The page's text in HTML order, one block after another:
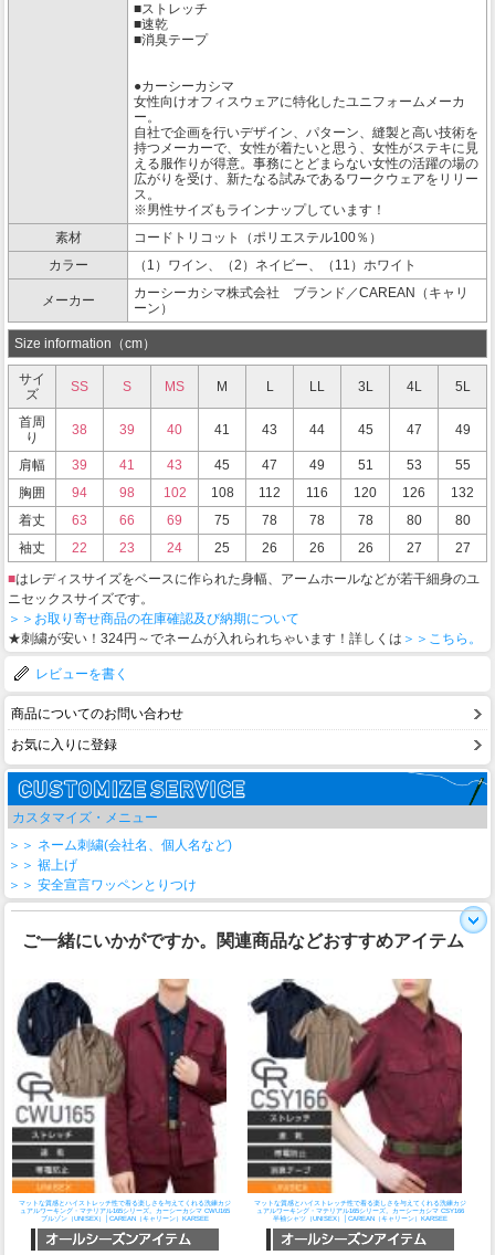
■ストレッチ
■速乾
■消臭テープ
●カーシーカシマ
女性向けオフィスウェアに特化したユニフォームメーカ
ー。
自社で企画を行いデザイン、パターン、縫製と高い技術を
持つメーカーで、女性が着たいと思う、女性がステキに見
える服作りが得意。事務にとどまらない女性の活躍の場の
広がりを受け、新たなる試みであるワークウェアをリリー
ス。
※男性サイズもラインナップしています！
素材
コードトリコット（ポリエステル100％）
カラー
（1）ワイン、（2）ネイビー、（11）ホワイト
メーカー
カーシーカシマ株式会社 ブランド／CAREAN（キャリ
ーン）
Size information（cm）
サイ
ズ
SS S MS M L LL 3L 4L 5L
首周
り
38 39 40 41 43 44 45 47 49
肩幅 39 41 43 45 47 49 51 53
55
胸囲
94 98 102 108 112 116 120 126
132
着丈
63 66 69 75 78 78 78 80
80
袖丈
22 23 24 25 26 26 26 27
27
■はレディスサイズをベースに作られた身幅、アームホールなどが若干細身のユ
ニセックスサイズです。
＞＞お取り寄せ商品の在庫確認及び納期について
★刺繍が安い！324円～でネームが入れられちゃいます！詳しくは ＞＞こちら。
レビューを書く
商品についてのお問い合わせ
お気に入りに登録
カスタマイズ・メニュー
＞＞ ネーム刺繍(会社名、個人名など)
＞＞ 裾上げ
＞＞ 安全宣言ワッペンとりつけ
ご一緒にいかがですか。関連商品などおすすめアイテム
マットな質感とハイストレッチ性で着る楽しさを与えてくれる洗練カジ
ュアルワーキング・マテリアル165シリーズ。
カーシーカシマ CWU165
ブルゾン（UNISEX）│CAREAN（キャリーン）KARSEE
マットな質感とハイストレッチ性で着る楽しさを与えてくれる洗練カジ
ュアルワーキング・マテリアル165シリーズ。
カーシーカシマ CSY166
半袖シャツ（UNISEX）│CAREAN（キャリーン）KARSEE